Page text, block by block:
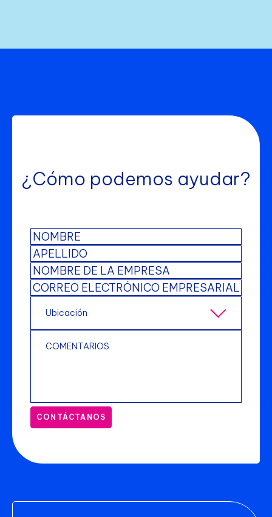
¿Cómo podemos ayudar?
CONTÁCTANOS